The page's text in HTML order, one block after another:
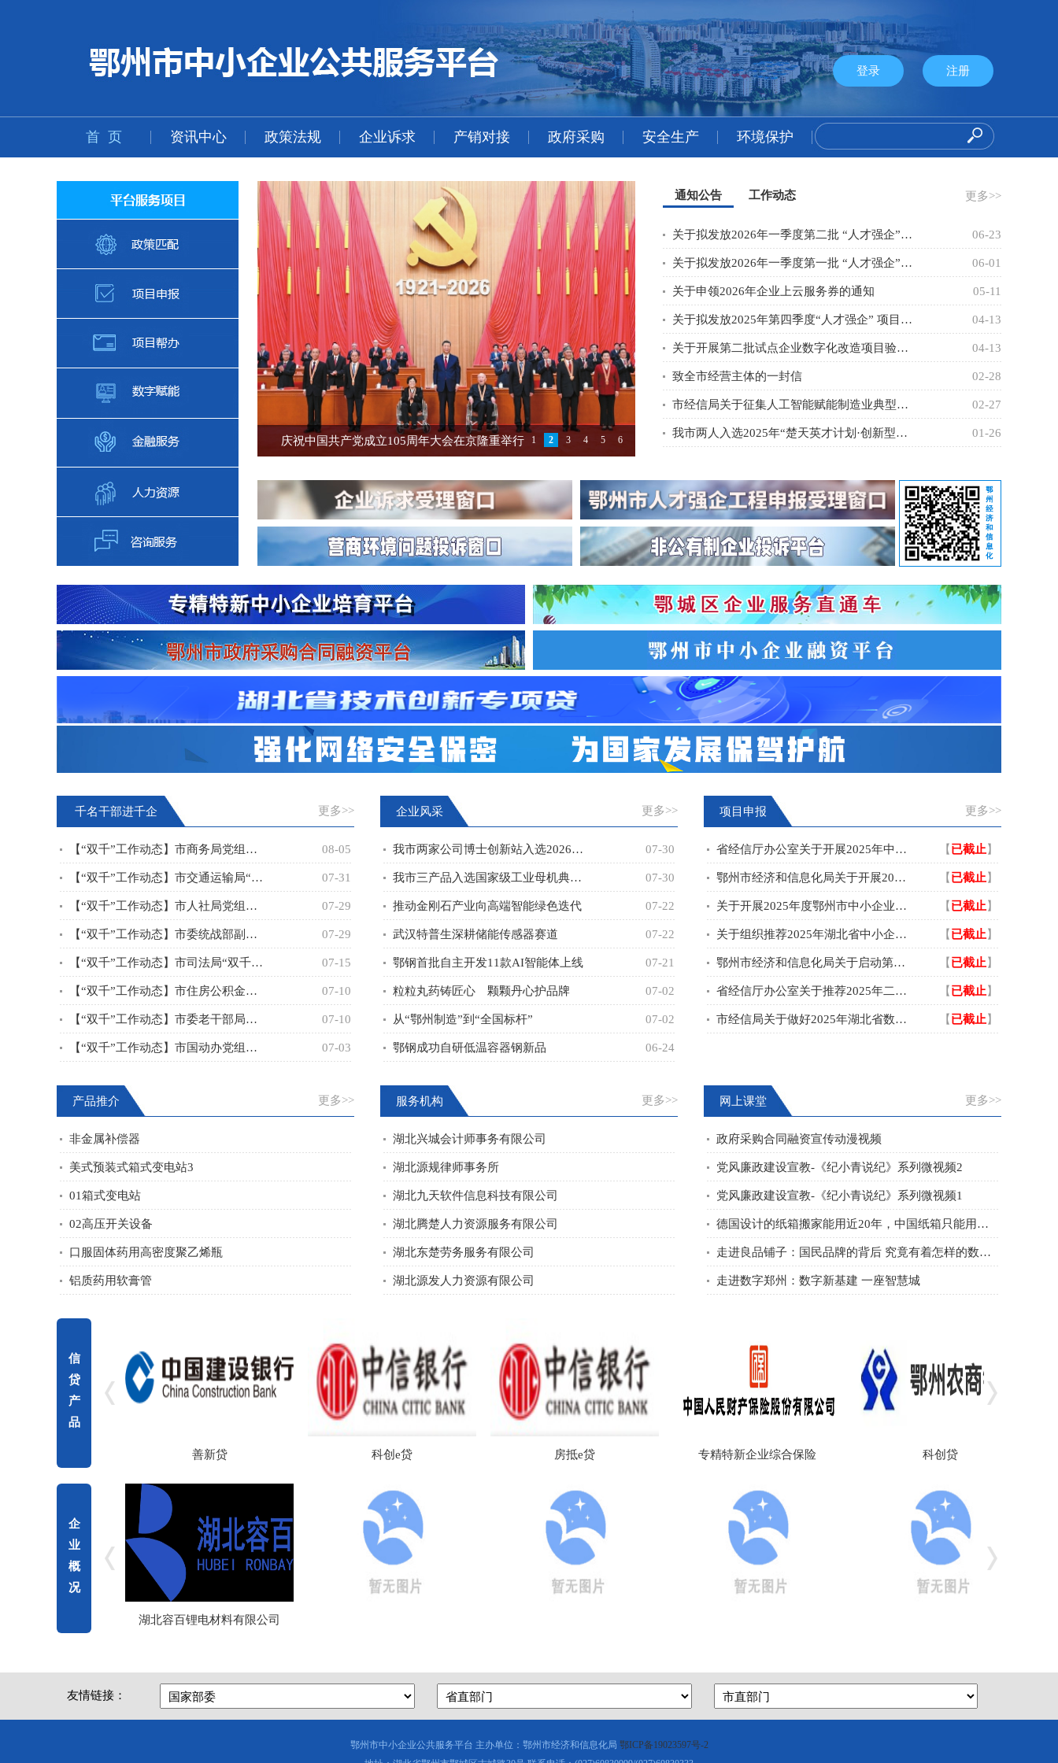
登录 注册
首 页 资讯中心 政策法规 企业诉求 产销对接 政府采购 安全生产 环境保护
1 2 3 4 5 6
庆祝中国共产党成立105周年大会在京隆重举行
通知公告 工作动态 更多>>
关于拟发放2026年一季度第二批 “人才强企”项目人才生活补贴人员情 06-23
关于拟发放2026年一季度第一批 “人才强企”项目人才生活补贴人员情 06-01
关于申领2026年企业上云服务券的通知 05-11
关于拟发放2025年第四季度“人才强企” 项目人才生活补贴人员情况的 04-13
关于开展第二批试点企业数字化改造项目验收评测申报工作的通知 04-13
致全市经营主体的一封信 02-28
市经信局关于征集人工智能赋能制造业典型应用场景的通知 02-27
我市两人入选2025年“楚天英才计划·创新型企业家项目”名单 01-26
千名干部进千企 更多>>
【“双千”工作动态】市商务局党组成员，副局长陈治绦到“双千” 08-05
【“双千”工作动态】市交通运输局“双千”工作专班赴湖北交投致远 07-31
【“双千”工作动态】市人社局党组成员、副局长倪志斌带领“双千” 07-29
【“双千”工作动态】市委统战部副部长、市工商联党组书记盛以茂带 07-29
【“双千”工作动态】市司法局“双千”工作专班牵头，联合局社矫科 07-15
【“双千”工作动态】市住房公积金中心二级调研员周永弘率中心“双 07-10
【“双千”工作动态】市委老干部局副局长何立群带领局“双千”工作 07-10
【“双千”工作动态】市国动办党组成员、副主任黄景胜带领“双千” 07-03
企业风采 更多>>
我市两家公司博士创新站入选2026年省级名单 07-30
我市三产品入选国家级工业母机典型案例 07-30
推动金刚石产业向高端智能绿色迭代 07-22
武汉特普生深耕储能传感器赛道 07-22
鄂钢首批自主开发11款AI智能体上线 07-21
粒粒丸药铸匠心 颗颗丹心护品牌 07-02
从“鄂州制造”到“全国标杆” 07-02
鄂钢成功自研低温容器钢新品 06-24
项目申报 更多>>
省经信厅办公室关于开展2025年中小企业人才培训“名师优课”推荐工作的通知 【 已截止 】
鄂州市经济和信息化局关于开展2025年度省级上云服务券申领工作的通知 【 已截止 】
关于开展2025年度鄂州市中小企业数字化转型试点企业常态化申报的通知 【 已截止 】
关于组织推荐2025年湖北省中小企业公共服务严选服务机构和特聘服务专家的通知 【 已截止 】
鄂州市经济和信息化局关于启动第十届“创客中国”鄂州市中小企业创新创业大赛的通知 【 已截止 】
省经信厅办公室关于推荐2025年二季度省技术创新专项贷“白名单”企业的通知 【 已截止 】
市经信局关于做好2025年湖北省数字孪生工厂和无人工厂申报工作的通知 【 已截止 】
产品推介 更多>>
非金属补偿器
美式预装式箱式变电站3
01箱式变电站
02高压开关设备
口服固体药用高密度聚乙烯瓶
铝质药用软膏管
服务机构 更多>>
湖北兴城会计师事务有限公司
湖北源规律师事务所
湖北九天软件信息科技有限公司
湖北腾楚人力资源服务有限公司
湖北东楚劳务服务有限公司
湖北源发人力资源有限公司
网上课堂 更多>>
政府采购合同融资宣传动漫视频
党风廉政建设宣教-《纪小青说纪》系列微视频2
党风廉政建设宣教-《纪小青说纪》系列微视频1
德国设计的纸箱搬家能用近20年，中国纸箱只能用几年？秘诀是啥
走进良品铺子：国民品牌的背后 究竟有着怎样的数字化武器？
走进数字郑州：数字新基建 一座智慧城
信
贷
产
品
专精特新企业综合保险
企
业
概
况
湖北容百锂电材料有限公司
友情链接：
鄂州市中小企业公共服务平台 主办单位：鄂州市经济和信息化局 鄂ICP备19023597号-2